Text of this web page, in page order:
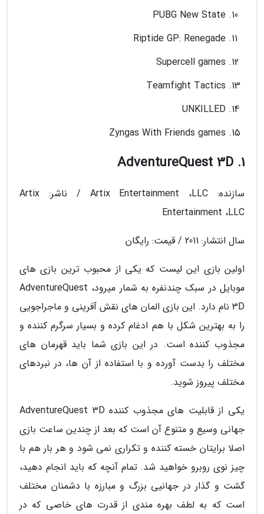
PUBG New State
Riptide GP: Renegade
Supercell games
Teamfight Tactics
UNKILLED
Zyngas With Friends games
1. AdventureQuest 3D
سازنده: Artix Entertainment ،LLC / ناشر: Artix
Entertainment ،LLC
سال انتشار: 2011 / قیمت: رایگان
اولین بازی این لیست که یکی از محبوب ترین بازی های
موبایل در سبک چندنفره به شمار میرود، AdventureQuest
3D نام دارد. این بازی المان های نقش آفرینی و ماجراجویی
را به بهترین شکل با هم ادغام کرده و بسیار سرگرم کننده و
مجذوب کننده است. در این بازی شما باید قهرمان های
مختلف را بدست آورده و با استفاده از آن ها، در نبردهای
مختلف پیروز شوید.
یکی از قابلیت های مجذوب کننده AdventureQuest 3D
جهانی وسیع و متنوع آن است که بعد از چندین ساعت بازی
اصلا برایتان خسته کننده و تکراری نمی شود و هر بار هم با
چیز نوی روبرو خواهید شد. تمام آنچه که باید انجام دهید،
گشت و گذار در جهانیی بزرگ و مبارزه با دشمنان مختلف
است که به لطف بهره مندی از قدرت های خاصی که در